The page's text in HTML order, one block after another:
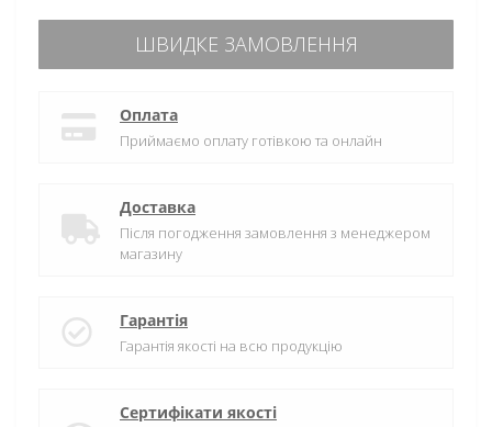
ШВИДКЕ ЗАМОВЛЕННЯ
Оплата
Приймаємо оплату готівкою та онлайн
Доставка
Після погодження замовлення з менеджером
магазину
Гарантія
Гарантія якості на всю продукцію
Сертифікати якості